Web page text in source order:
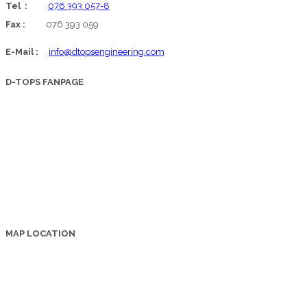
Tel : 076 393 057-8
Fax : 076 393 059
E-Mail : info@dtopsengineering.com
D-TOPS FANPAGE
MAP LOCATION